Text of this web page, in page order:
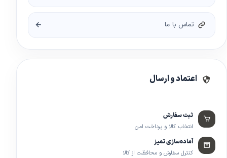
تماس با ما
اعتماد و ارسال
ثبت سفارش
انتخاب کالا و پرداخت امن
آماده‌سازی تمیز
کنترل سفارش و محافظت از کالا